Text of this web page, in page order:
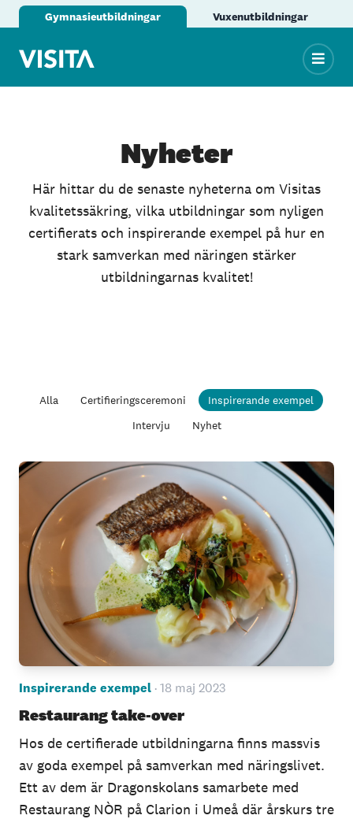
Gymnasieutbildningar Vuxenutbildningar
Nyheter
Här hittar du de senaste nyheterna om Visitas
kvalitetssäkring, vilka utbildningar som nyligen
certifierats och inspirerande exempel på hur en
stark samverkan med näringen stärker
utbildningarnas kvalitet!
Alla Certifieringsceremoni
Inspirerande exempel
Intervju
Nyhet
Inspirerande exempel · 18 maj 2023
Restaurang take-over
Hos de certifierade utbildningarna finns massvis
av goda exempel på samverkan med näringslivet.
Ett av dem är Dragonskolans samarbete med
Restaurang NÒR på Clarion i Umeå där årskurs tre